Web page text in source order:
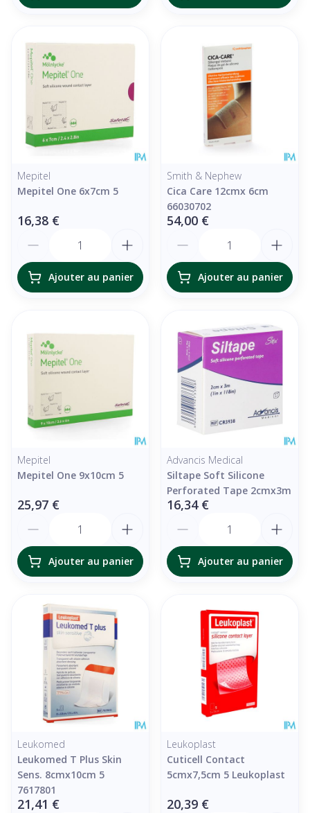
Mepitel
Mepitel One 6x7cm 5
16,38 €
Ajouter au panier
Smith & Nephew
Cica Care 12cmx 6cm
66030702
54,00 €
Ajouter au panier
Mepitel
Mepitel One 9x10cm 5
25,97 €
Ajouter au panier
Advancis Medical
Siltape Soft Silicone
Perforated Tape 2cmx3m
16,34 €
Ajouter au panier
Leukomed
Leukomed T Plus Skin
Sens. 8cmx10cm 5
7617801
21,41 €
Leukoplast
Cuticell Contact
5cmx7,5cm 5 Leukoplast
20,39 €